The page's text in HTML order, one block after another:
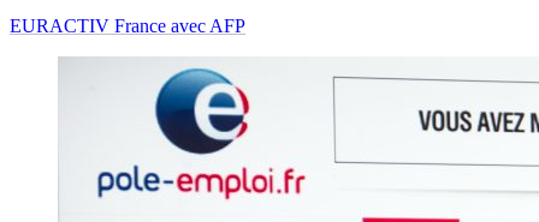
EURACTIV France avec AFP